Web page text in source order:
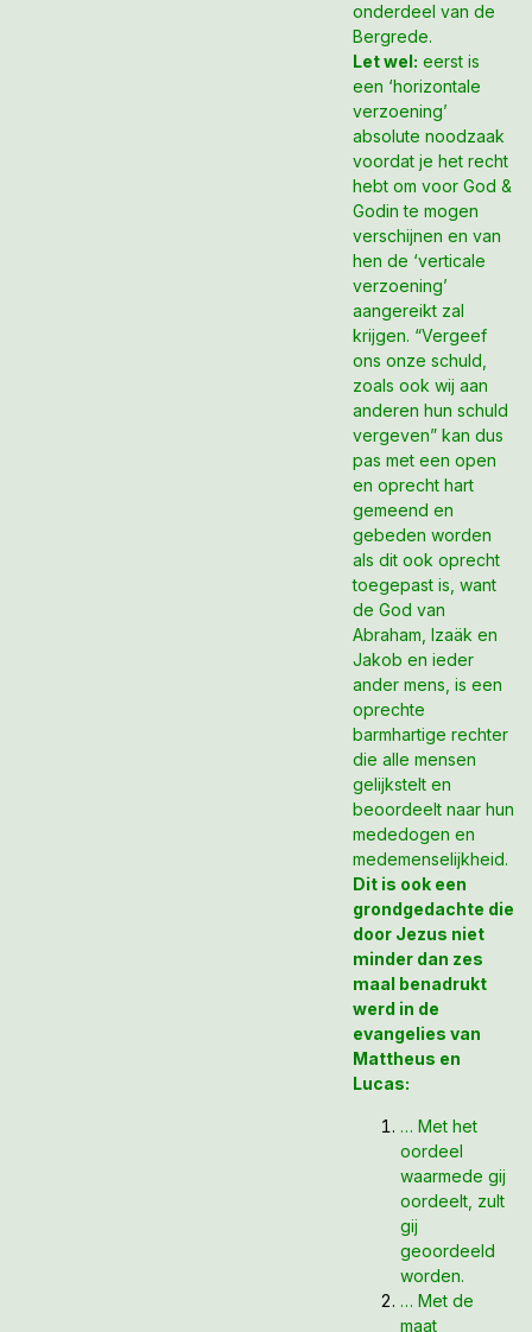
onderdeel van de
Bergrede.
Let wel: eerst is
een ‘horizontale
verzoening’
absolute noodzaak
voordat je het recht
hebt om voor God &
Godin te mogen
verschijnen en van
hen de ‘verticale
verzoening’
aangereikt zal
krijgen. “Vergeef
ons onze schuld,
zoals ook wij aan
anderen hun schuld
vergeven” kan dus
pas met een open
en oprecht hart
gemeend en
gebeden worden
als dit ook oprecht
toegepast is, want
de God van
Abraham, Izaäk en
Jakob en ieder
ander mens, is een
oprechte
barmhartige rechter
die alle mensen
gelijkstelt en
beoordeelt naar hun
mededogen en
medemenselijkheid.
Dit is ook een
grondgedachte die
door Jezus niet
minder dan zes
maal benadrukt
werd in de
evangelies van
Mattheus en
Lucas:
… Met het
oordeel
waarmede gij
oordeelt, zult
gij
geoordeeld
worden.
… Met de
maat